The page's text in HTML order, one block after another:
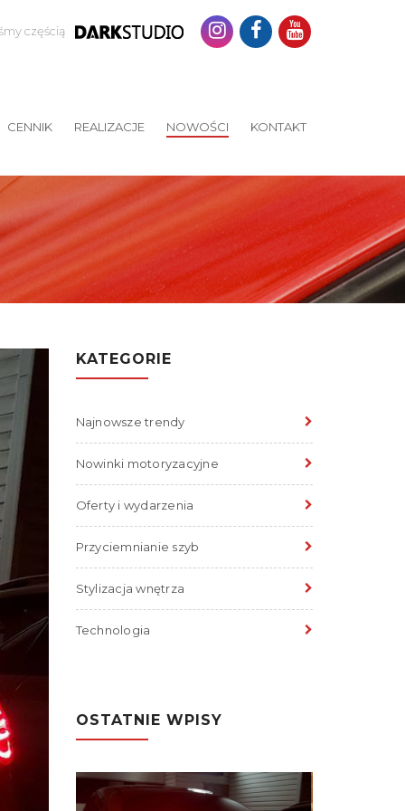
częścią
CENNIK REALIZACJE NOWOŚCI KONTAKT
KATEGORIE
Najnowsze trendy
Nowinki motoryzacyjne
Oferty i wydarzenia
Przyciemnianie szyb
Stylizacja wnętrza
Technologia
OSTATNIE WPISY